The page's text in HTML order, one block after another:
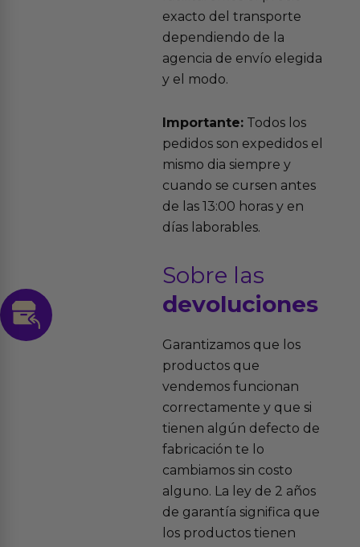
exacto del transporte
dependiendo de la
agencia de envío elegida
y el modo.
Importante:Todos los
pedidos son expedidos el
mismo dia siempre y
cuando se cursen antes
de las 13:00 horas y en
días laborables.
Sobre las
devoluciones
Garantizamos que los
productos que
vendemos funcionan
correctamente y que si
tienen algún defecto de
fabricación te lo
cambiamos sin costo
alguno. La ley de 2 años
de garantía significa que
los productos tienen